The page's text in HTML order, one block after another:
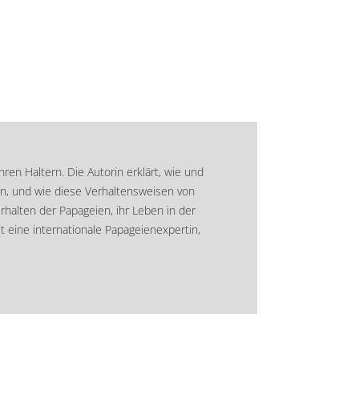
Haltern. Die Autorin erklärt, wie und
und wie diese Verhaltensweisen von
der Papageien, ihr Leben in der
eine internationale Papageienexpertin,